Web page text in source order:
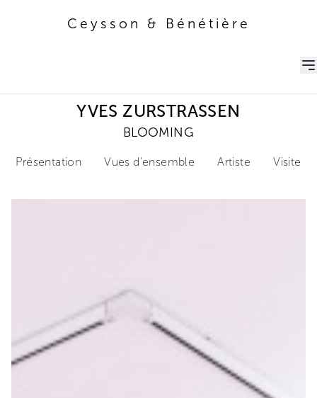
Ceysson & Bénétière
YVES ZURSTRASSEN
BLOOMING
Présentation Vues d'ensemble Artiste Visite